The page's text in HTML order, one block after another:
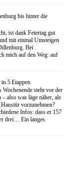
bis hinter die
ist dank Feiertag gut
mit einmal Umsteigen
Bei
mich auf den Weg: auf
in 5 Etappen
Wochenende steht vor der
also was läge näher, als
vorzunehmen?
Infos: dass er 157
drei… Ein langes